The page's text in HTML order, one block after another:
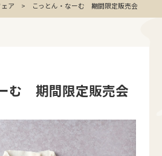
ア こっとん・なーむ 期間限定販売会
む 期間限定販売会